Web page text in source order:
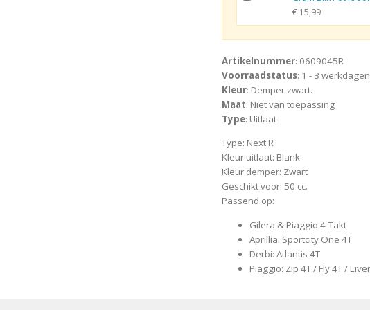
€ 15,99
Artikelnummer: 0609045R
Voorraadstatus: 1 - 3 werkdagen
Kleur: Demper zwart.
Maat: Niet van toepassing
Type: Uitlaat
Type: Next R
Kleur uitlaat: Blank
Kleur demper: Zwart
Geschikt voor: 50 cc.
Passend op:
Gilera & Piaggio 4-Takt
Aprillia: Sportcity One 4T
Derbi: Atlantis 4T
Piaggio: Zip 4T / Fly 4T /